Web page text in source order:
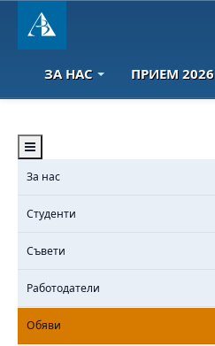
ЗА НАС ПРИЕМ 2026
За нас
Студенти
Съвети
Работодатели
Обяви